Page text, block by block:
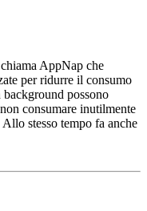
AppNap che
per ridurre il consumo
possono
consumare inutilmente
stesso tempo fa anche